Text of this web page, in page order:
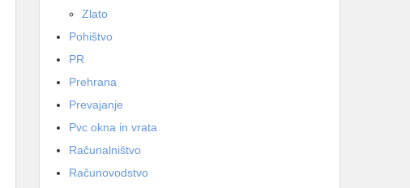
Zlato
Pohištvo
PR
Prehrana
Prevajanje
Pvc okna in vrata
Računalništvo
Računovodstvo